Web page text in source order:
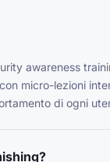
awareness
micro-lezioni
di ogni